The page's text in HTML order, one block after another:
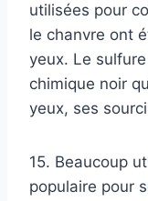
utilisées pour
le chanvre ont
yeux. Le
chimique noir
yeux, ses
15. Beaucoup
populaire pour